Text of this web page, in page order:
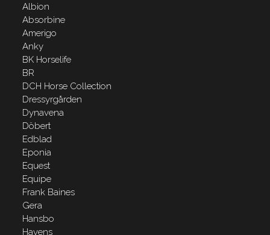
Albion
Absorbine
Amerigo
Anky
BK Horselife
BR
DCH Horse Collection
Dressyrgården
Dynavena
Döbert
Edblad
Eponia
Equest
Equipe
Frank Baines
Gera
Hansbo
Havens